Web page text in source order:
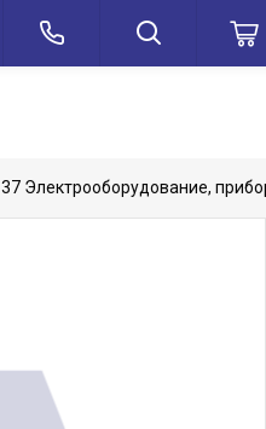
37 Электрооборудование,